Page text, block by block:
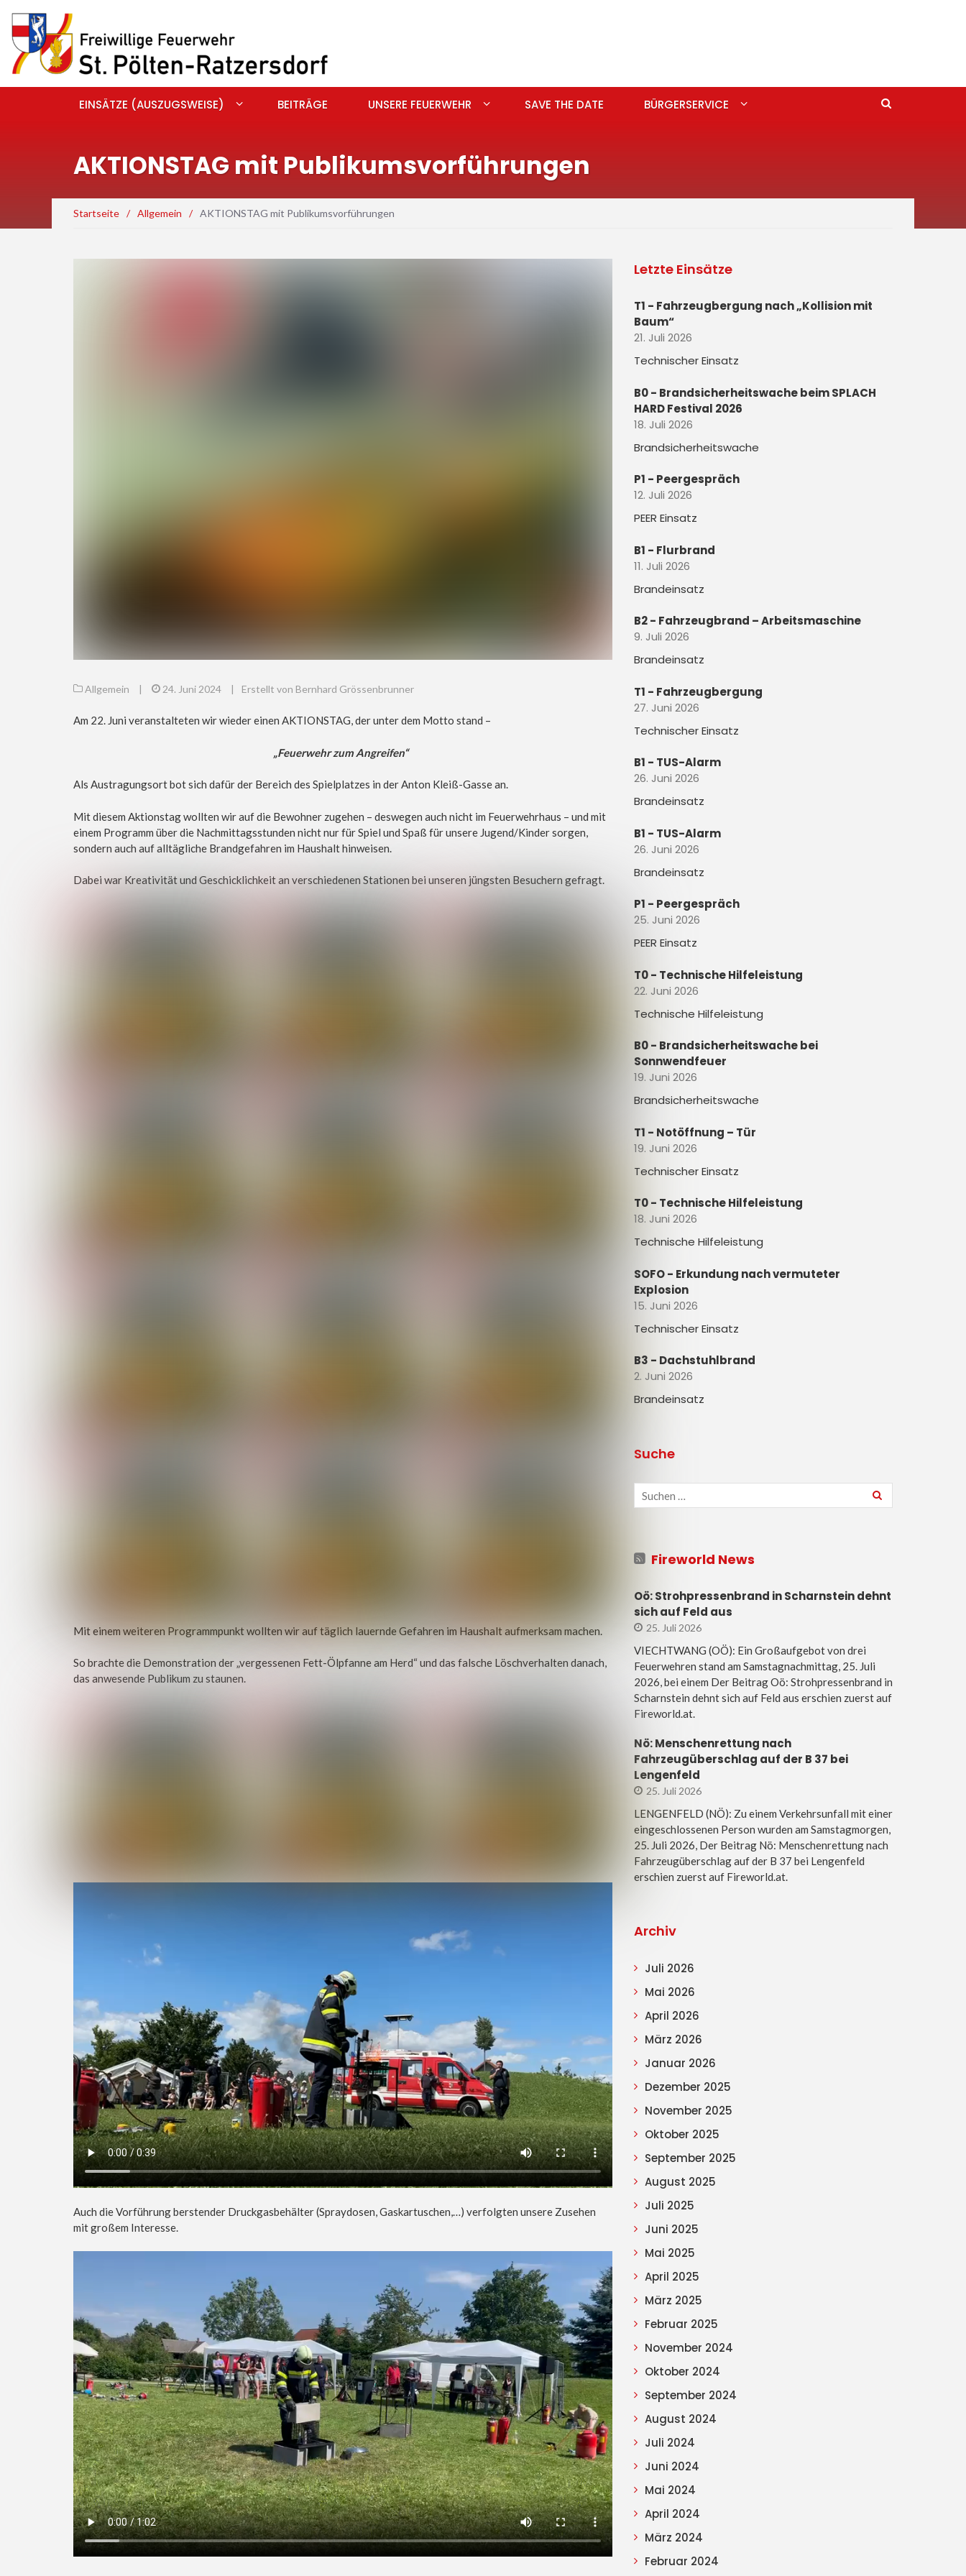
EINSÄTZE (AUSZUGSWEISE) BEITRÄGE UNSERE FEUERWEHR SAVE THE DATE BÜRGERSERVICE
AKTIONSTAG mit Publikumsvorführungen
Startseite / Allgemein / AKTIONSTAG mit Publikumsvorführungen
Allgemein | 24. Juni 2024 | Erstellt von Bernhard Grössenbrunner
Am 22. Juni veranstalteten wir wieder einen AKTIONSTAG, der unter dem Motto stand –
„Feuerwehr zum Angreifen“
Als Austragungsort bot sich dafür der Bereich des Spielplatzes in der Anton Kleiß-Gasse an.
Mit diesem Aktionstag wollten wir auf die Bewohner zugehen – deswegen auch nicht im Feuerwehrhaus – und mit
einem Programm über die Nachmittagsstunden nicht nur für Spiel und Spaß für unsere Jugend/Kinder sorgen,
sondern auch auf alltägliche Brandgefahren im Haushalt hinweisen.
Dabei war Kreativität und Geschicklichkeit an verschiedenen Stationen bei unseren jüngsten Besuchern gefragt.
Mit einem weiteren Programmpunkt wollten wir auf täglich lauernde Gefahren im Haushalt aufmerksam machen.
So brachte die Demonstration der „vergessenen Fett-Ölpfanne am Herd“ und das falsche Löschverhalten danach,
das anwesende Publikum zu staunen.
Auch die Vorführung berstender Druckgasbehälter (Spraydosen, Gaskartuschen,…) verfolgten unsere Zusehen
mit großem Interesse.
Letzte Einsätze
T1 - Fahrzeugbergung nach „Kollision mit
Baum“
21. Juli 2026
Technischer Einsatz
B0 - Brandsicherheitswache beim SPLACH
HARD Festival 2026
18. Juli 2026
Brandsicherheitswache
P1 - Peergespräch
12. Juli 2026
PEER Einsatz
B1 - Flurbrand
11. Juli 2026
Brandeinsatz
B2 - Fahrzeugbrand – Arbeitsmaschine
9. Juli 2026
Brandeinsatz
T1 - Fahrzeugbergung
27. Juni 2026
Technischer Einsatz
B1 - TUS-Alarm
26. Juni 2026
Brandeinsatz
B1 - TUS-Alarm
26. Juni 2026
Brandeinsatz
P1 - Peergespräch
25. Juni 2026
PEER Einsatz
T0 - Technische Hilfeleistung
22. Juni 2026
Technische Hilfeleistung
B0 - Brandsicherheitswache bei
Sonnwendfeuer
19. Juni 2026
Brandsicherheitswache
T1 - Notöffnung – Tür
19. Juni 2026
Technischer Einsatz
T0 - Technische Hilfeleistung
18. Juni 2026
Technische Hilfeleistung
SOFO - Erkundung nach vermuteter
Explosion
15. Juni 2026
Technischer Einsatz
B3 - Dachstuhlbrand
2. Juni 2026
Brandeinsatz
Suche
Fireworld News
Oö: Strohpressenbrand in Scharnstein dehnt
sich auf Feld aus
25. Juli 2026
VIECHTWANG (OÖ): Ein Großaufgebot von drei
Feuerwehren stand am Samstagnachmittag, 25. Juli
2026, bei einem Der Beitrag Oö: Strohpressenbrand in
Scharnstein dehnt sich auf Feld aus erschien zuerst auf
Fireworld.at.
Nö: Menschenrettung nach
Fahrzeugüberschlag auf der B 37 bei
Lengenfeld
25. Juli 2026
LENGENFELD (NÖ): Zu einem Verkehrsunfall mit einer
eingeschlossenen Person wurden am Samstagmorgen,
25. Juli 2026, Der Beitrag Nö: Menschenrettung nach
Fahrzeugüberschlag auf der B 37 bei Lengenfeld
erschien zuerst auf Fireworld.at.
Archiv
Juli 2026
Mai 2026
April 2026
März 2026
Januar 2026
Dezember 2025
November 2025
Oktober 2025
September 2025
August 2025
Juli 2025
Juni 2025
Mai 2025
April 2025
März 2025
Februar 2025
November 2024
Oktober 2024
September 2024
August 2024
Juli 2024
Juni 2024
Mai 2024
April 2024
März 2024
Februar 2024